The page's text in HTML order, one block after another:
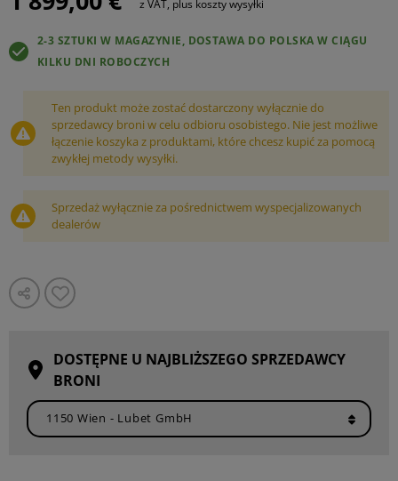
z VAT, plus koszty wysyłki
2-3 SZTUKI W MAGAZYNIE, DOSTAWA DO POLSKA W CIĄGU
KILKU DNI ROBOCZYCH
Ten produkt może zostać dostarczony wyłącznie do
sprzedawcy broni w celu odbioru osobistego. Nie jest możliwe
łączenie koszyka z produktami, które chcesz kupić za pomocą
zwykłej metody wysyłki.
Sprzedaż wyłącznie za pośrednictwem wyspecjalizowanych
dealerów
DOSTĘPNE U NAJBLIŻSZEGO SPRZEDAWCY
BRONI